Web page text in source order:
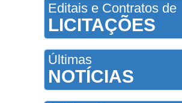
Editais e Contratos de
LICITAÇÕES
Últimas
NOTÍCIAS